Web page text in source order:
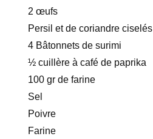
2 œufs
Persil et de coriandre ciselés
4 Bâtonnets de surimi
½ cuillère à café de paprika
100 gr de farine
Sel
Poivre
Farine